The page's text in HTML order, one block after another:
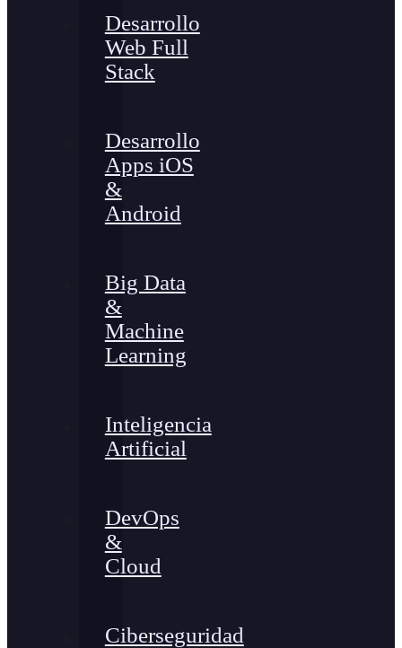
Desarrollo
Web Full
Stack
Desarrollo
Apps iOS
&
Android
Big Data
&
Machine
Learning
Inteligencia
Artificial
DevOps
&
Cloud
Ciberseguridad